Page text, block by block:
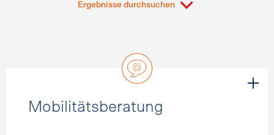
Ergebnisse durchsuchen
Mobilitätsberatung